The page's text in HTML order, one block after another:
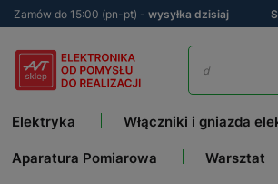
Zamów do 15:00 (pn-pt) - wysyłka dzisiaj
Elektryka Włączniki i gniazda
Aparatura Pomiarowa Warsztat